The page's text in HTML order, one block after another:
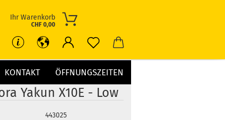
Ihr Warenkorb
CHF 0,00
KONTAKT ÖFFNUNGSZEITEN
Yakun X10E - Low
443025